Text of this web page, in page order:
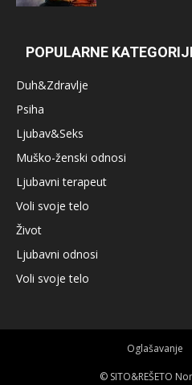
POPULARNE
Duh&Zdravlje
Psiha
Ljubav&Seks
Muško-ženski odnosi
Ljubavni terapeut
Voli svoje telo
Život
Ljubavni odnosi
Voli svoje telo
Oglašavanje
© SITO&REŠETO